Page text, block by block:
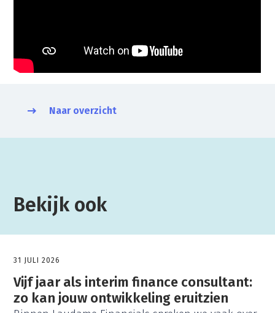
Naar overzicht
Bekijk ook
31 JULI 2026
Vijf jaar als interim finance consultant:
zo kan jouw ontwikkeling eruitzien